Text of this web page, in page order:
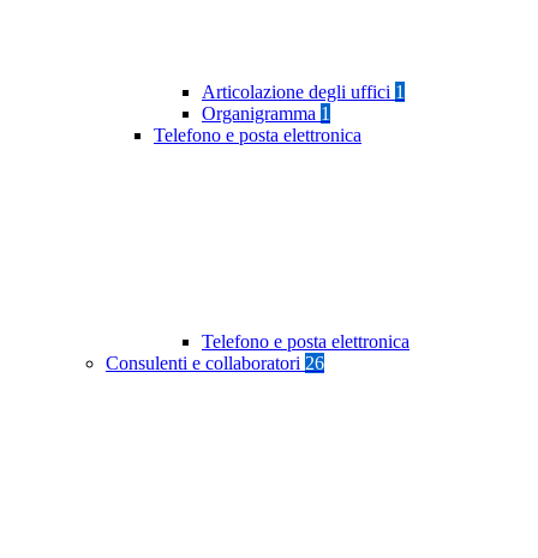
Articolazione degli uffici 1
Organigramma 1
Telefono e posta elettronica
Telefono e posta elettronica
Consulenti e collaboratori 26